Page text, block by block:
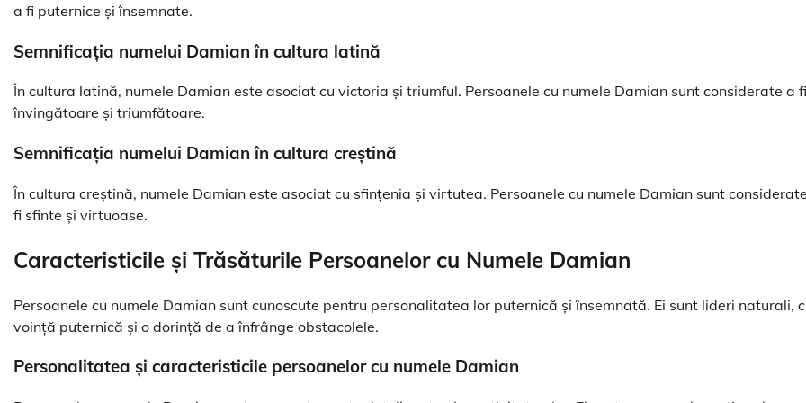
a fi puternice și însemnate.
Semnificația numelui Damian în cultura latină
În cultura latină, numele Damian este asociat cu victoria și triumful. Persoanele cu numele Damian sunt considerate a fi
învingătoare și triumfătoare.
Semnificația numelui Damian în cultura creștină
În cultura creștină, numele Damian este asociat cu sfințenia și virtutea. Persoanele cu numele Damian sunt
fi sfinte și virtuoase.
Caracteristicile și Trăsăturile Persoanelor cu Numele Damian
Persoanele cu numele Damian sunt cunoscute pentru personalitatea lor puternică și însemnată. Ei sunt lideri naturali,
voință puternică și o dorință de a înfrânge obstacolele.
Personalitatea și caracteristicile persoanelor cu numele Damian